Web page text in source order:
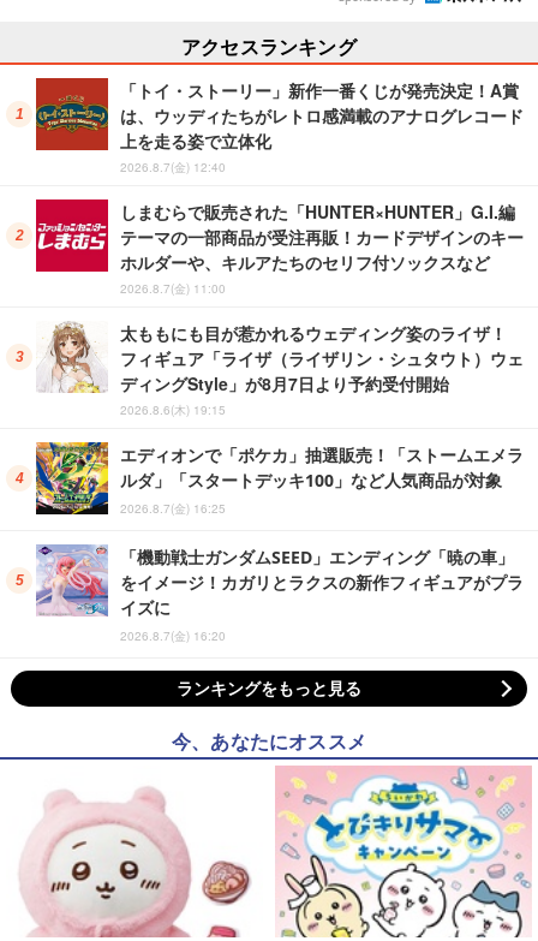
アクセスランキング
「トイ・ストーリー」新作一番くじが発売決定！A賞
は、ウッディたちがレトロ感満載のアナログレコード
上を走る姿で立体化
2026.8.7(金) 12:40
しまむらで販売された「HUNTER×HUNTER」G.I.編
テーマの一部商品が受注再販！カードデザインのキー
ホルダーや、キルアたちのセリフ付ソックスなど
2026.8.7(金) 11:00
太ももにも目が惹かれるウェディング姿のライザ！
フィギュア「ライザ（ライザリン・シュタウト）ウェ
ディングStyle」が8月7日より予約受付開始
2026.8.6(木) 19:15
エディオンで「ポケカ」抽選販売！「ストームエメラ
ルダ」「スタートデッキ100」など人気商品が対象
2026.8.7(金) 16:25
「機動戦士ガンダムSEED」エンディング「暁の車」
をイメージ！カガリとラクスの新作フィギュアがプラ
イズに
2026.8.7(金) 16:20
ランキングをもっと見る
今、あなたにオススメ